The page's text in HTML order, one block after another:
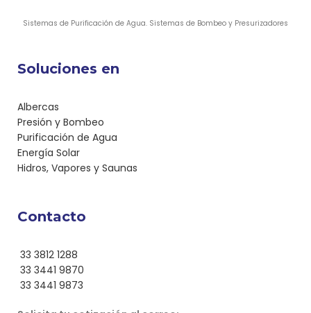
Sistemas de Purificación de Agua. Sistemas de Bombeo y Presurizadores
Soluciones en
Albercas
Presión y Bombeo
Purificación de Agua
Energía Solar
Hidros, Vapores y Saunas
Contacto
33 3812 1288
33 3441 9870
33 3441 9873